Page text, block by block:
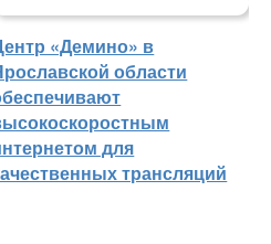
«Демино» в
области
для
трансляций